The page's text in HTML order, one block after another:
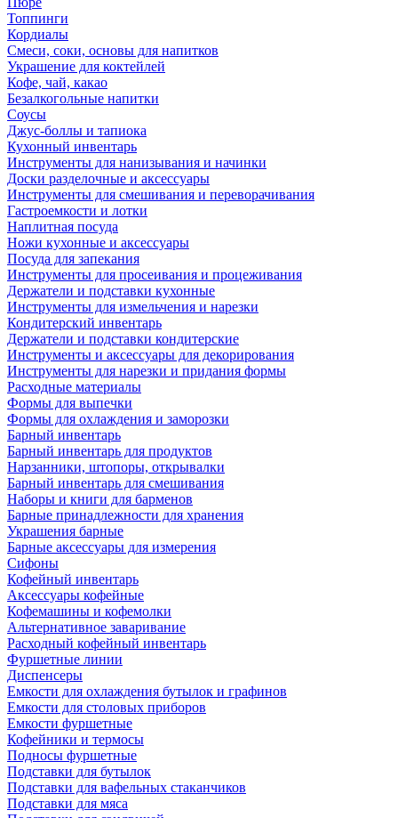
Топпинги
Кордиалы
Смеси, соки, основы для напитков
Украшение для коктейлей
Кофе, чай, какао
Безалкогольные напитки
Соусы
Джус-боллы и тапиока
Кухонный инвентарь
Инструменты для нанизывания и начинки
Доски разделочные и аксессуары
Инструменты для смешивания и переворачивания
Гастроемкости и лотки
Наплитная посуда
Ножи кухонные и аксессуары
Посуда для запекания
Инструменты для просеивания и процеживания
Держатели и подставки кухонные
Инструменты для измельчения и нарезки
Кондитерский инвентарь
Держатели и подставки кондитерские
Инструменты и аксессуары для декорирования
Инструменты для нарезки и придания формы
Расходные материалы
Формы для выпечки
Формы для охлаждения и заморозки
Барный инвентарь
Барный инвентарь для продуктов
Нарзанники, штопоры, открывалки
Барный инвентарь для смешивания
Наборы и книги для барменов
Барные принадлежности для хранения
Украшения барные
Барные аксессуары для измерения
Сифоны
Кофейный инвентарь
Аксессуары кофейные
Кофемашины и кофемолки
Альтернативное заваривание
Расходный кофейный инвентарь
Фуршетные линии
Диспенсеры
Емкости для охлаждения бутылок и графинов
Емкости для столовых приборов
Емкости фуршетные
Кофейники и термосы
Подносы фуршетные
Подставки для бутылок
Подставки для вафельных стаканчиков
Подставки для мяса